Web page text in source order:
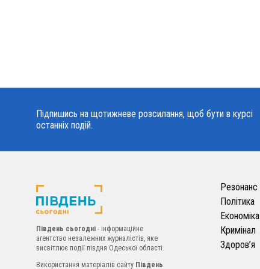
Підпишись на щотижневе розсилання, щоб бути в курсі
останніх подій.
Південь сьогодні - інформаційне
агентство незалежних журналістів, яке
висвітлює події півдня Одеської області.
Використання матеріалів сайту Південь
Резонанс
Політика
Економіка
Кримінал
Здоров’я